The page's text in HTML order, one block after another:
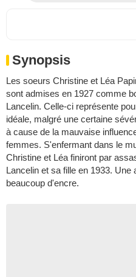
Synopsis
Les soeurs Christine et Léa
sont admises en 1927 comme
Lancelin. Celle-ci représente
idéale, malgré une certaine
à cause de la mauvaise
femmes. S'enfermant dans le
Christine et Léa finiront par
Lancelin et sa fille en 1933.
beaucoup d'encre.